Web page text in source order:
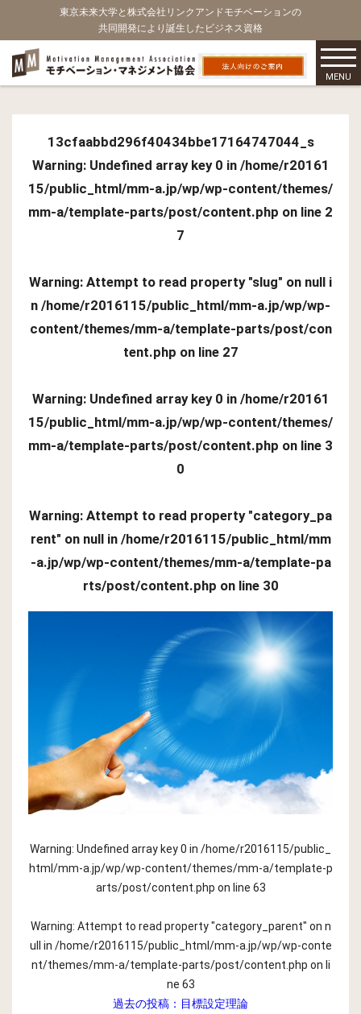
東京未来大学と株式会社リンクアンドモチベーションの
共同開発により誕生したビジネス資格
MENU
13cfaabbd296f40434bbe17164747044_s
Warning: Undefined array key 0 in /home/r20161
15/public_html/mm-a.jp/wp/wp-content/themes/
mm-a/template-parts/post/content.php on line 2
7
Warning: Attempt to read property "slug" on null i
n /home/r2016115/public_html/mm-a.jp/wp/wp-
content/themes/mm-a/template-parts/post/con
tent.php on line 27
Warning: Undefined array key 0 in /home/r20161
15/public_html/mm-a.jp/wp/wp-content/themes/
mm-a/template-parts/post/content.php on line 3
0
Warning: Attempt to read property "category_pa
rent" on null in /home/r2016115/public_html/mm
-a.jp/wp/wp-content/themes/mm-a/template-pa
rts/post/content.php on line 30
Warning: Undefined array key 0 in /home/r2016115/public_
html/mm-a.jp/wp/wp-content/themes/mm-a/template-p
arts/post/content.php on line 63
Warning: Attempt to read property "category_parent" on n
ull in /home/r2016115/public_html/mm-a.jp/wp/wp-conte
nt/themes/mm-a/template-parts/post/content.php on li
ne 63
過去の投稿： 目標設定理論